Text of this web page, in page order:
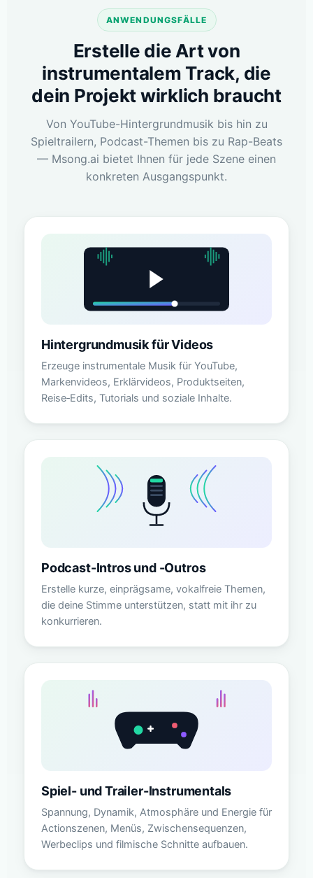
ANWENDUNGSFÄLLE
Erstelle die Art von
instrumentalem Track, die
dein Projekt wirklich braucht
Von YouTube-Hintergrundmusik bis hin zu
Spieltrailern, Podcast-Themen bis zu Rap-Beats
— Msong.ai bietet Ihnen für jede Szene einen
konkreten Ausgangspunkt.
Hintergrundmusik für Videos
Erzeuge instrumentale Musik für YouTube,
Markenvideos, Erklärvideos, Produktseiten,
Reise‑Edits, Tutorials und soziale Inhalte.
Podcast-Intros und -Outros
Erstelle kurze, einprägsame, vokalfreie Themen,
die deine Stimme unterstützen, statt mit ihr zu
konkurrieren.
Spiel- und Trailer-Instrumentals
Spannung, Dynamik, Atmosphäre und Energie für
Actionszenen, Menüs, Zwischensequenzen,
Werbeclips und filmische Schnitte aufbauen.